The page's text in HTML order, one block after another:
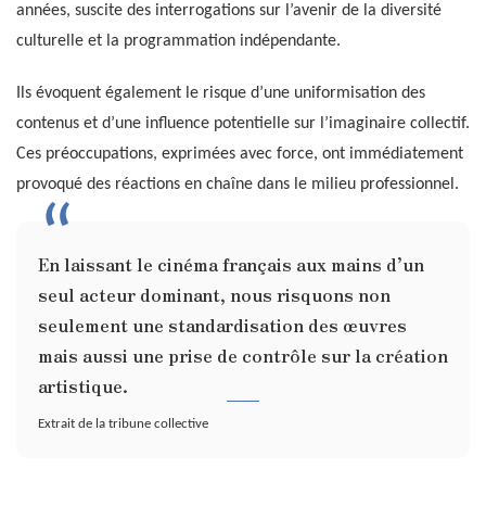
années, suscite des interrogations sur l’avenir de la diversité
culturelle et la programmation indépendante.
Ils évoquent également le risque d’une uniformisation des
contenus et d’une influence potentielle sur l’imaginaire collectif.
Ces préoccupations, exprimées avec force, ont immédiatement
provoqué des réactions en chaîne dans le milieu professionnel.
En laissant le cinéma français aux mains d’un
seul acteur dominant, nous risquons non
seulement une standardisation des œuvres
mais aussi une prise de contrôle sur la création
artistique.
Extrait de la tribune collective